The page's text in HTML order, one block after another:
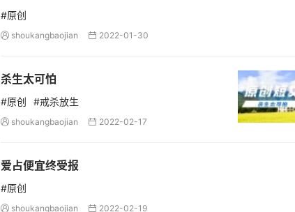
#原创
 shoukangbaojian  2022-01-30
杀生太可怕
#原创 #戒杀放生
 shoukangbaojian  2022-02-17
爱占便宜终受报
#原创
 shoukangbaojian  2022-02-19